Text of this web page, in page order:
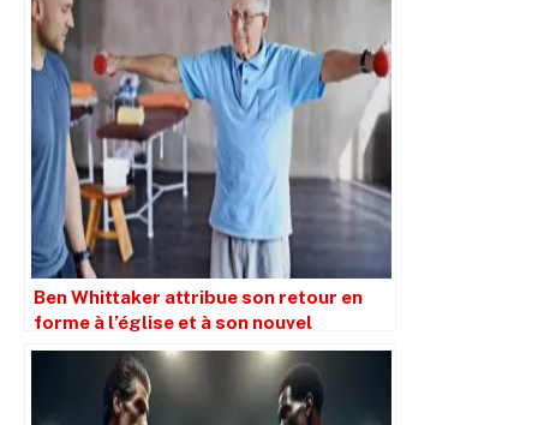
Ben Whittaker attribue son retour en
forme à l’église et à son nouvel
entraîneur Andy Lee